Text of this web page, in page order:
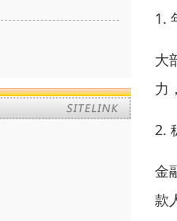
1.
大
力
2.
金
款